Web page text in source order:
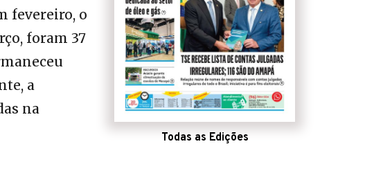
fevereiro, o
foram 37
a
na
Todas as Edições